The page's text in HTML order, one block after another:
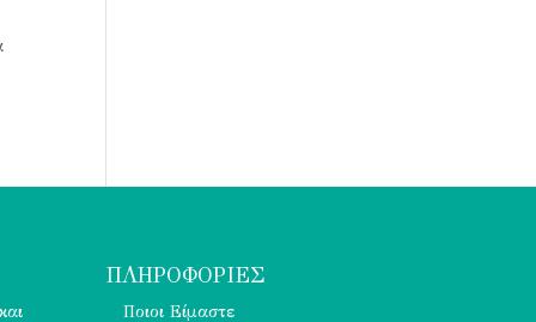
ΠΛΗΡΟΦΟΡΙΕΣ
Ποιοι Είμαστε